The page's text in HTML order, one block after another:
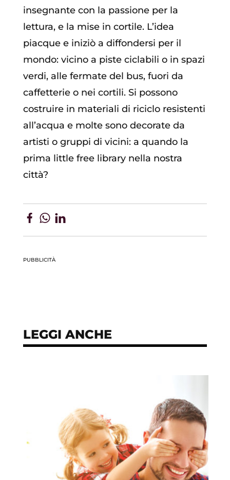
insegnante con la passione per la
lettura, e la mise in cortile. L’idea
piacque e iniziò a diffondersi per il
mondo: vicino a piste ciclabili o in spazi
verdi, alle fermate del bus, fuori da
caffetterie o nei cortili. Si possono
costruire in materiali di riciclo resistenti
all’acqua e molte sono decorate da
artisti o gruppi di vicini: a quando la
prima little free library nella nostra
città?
PUBBLICITÀ
LEGGI ANCHE